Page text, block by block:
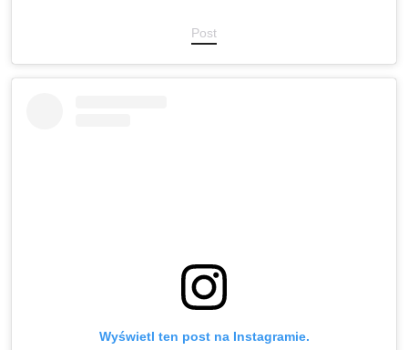
Post
Wyświetl ten post na Instagramie.